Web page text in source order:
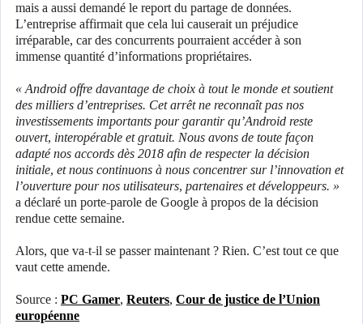
mais a aussi demandé le report du partage de données.
L’entreprise affirmait que cela lui causerait un préjudice
irréparable, car des concurrents pourraient accéder à son
immense quantité d’informations propriétaires.
« Android offre davantage de choix à tout le monde et soutient
des milliers d’entreprises. Cet arrêt ne reconnaît pas nos
investissements importants pour garantir qu’Android reste
ouvert, interopérable et gratuit. Nous avons de toute façon
adapté nos accords dès 2018 afin de respecter la décision
initiale, et nous continuons à nous concentrer sur l’innovation et
l’ouverture pour nos utilisateurs, partenaires et développeurs. »
a déclaré un porte-parole de Google à propos de la décision
rendue cette semaine.
Alors, que va-t-il se passer maintenant ? Rien. C’est tout ce que
vaut cette amende.
Source : PC Gamer, Reuters, Cour de justice de l’Union
européenne